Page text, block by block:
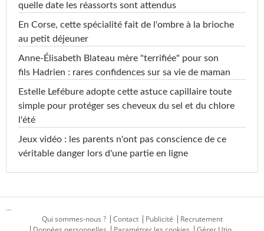
quelle date les réassorts sont attendus
En Corse, cette spécialité fait de l'ombre à la brioche
au petit déjeuner
Anne-Élisabeth Blateau mère "terrifiée" pour son
fils Hadrien : rares confidences sur sa vie de maman
Estelle Lefébure adopte cette astuce capillaire toute
simple pour protéger ses cheveux du sel et du chlore
l'été
Jeux vidéo : les parents n'ont pas conscience de ce
véritable danger lors d'une partie en ligne
...
Qui sommes-nous ?
Contact Publicité
Recrutement